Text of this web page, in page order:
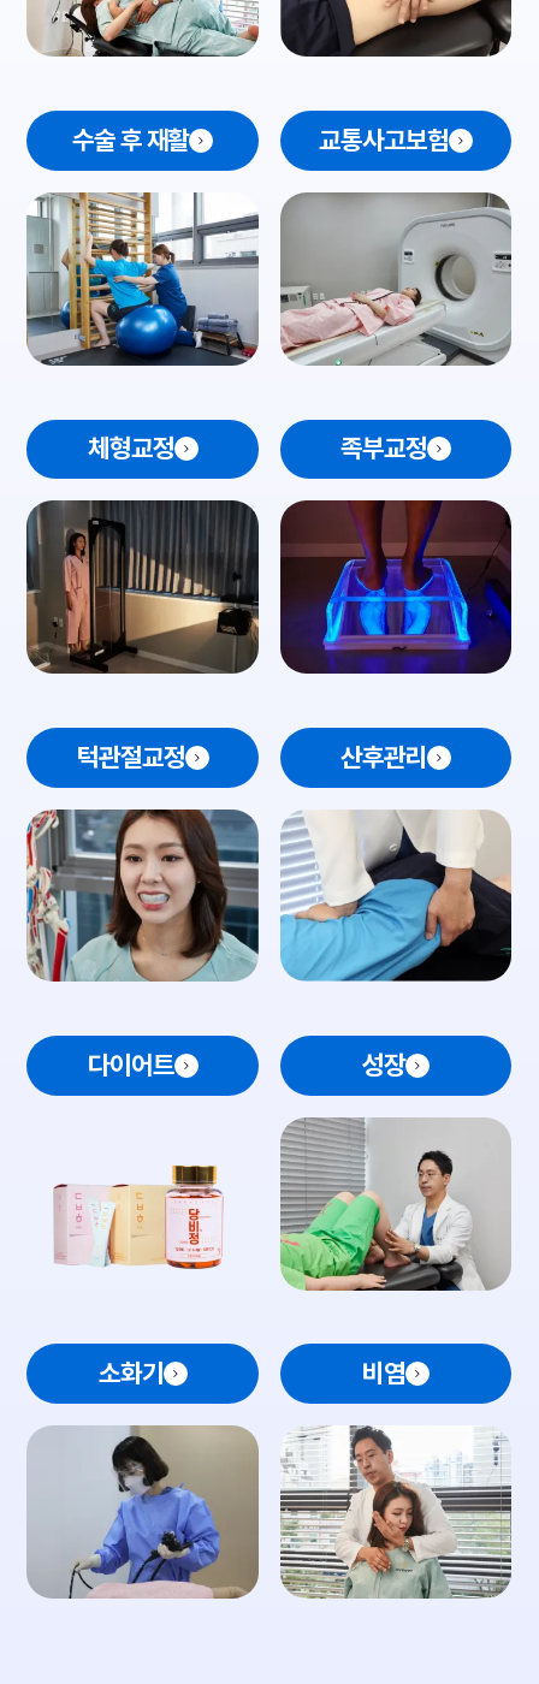
수술 후 재활 교통사고보험
체형교정 족부교정
턱관절교정 산후관리
다이어트 성장
소화기 비염